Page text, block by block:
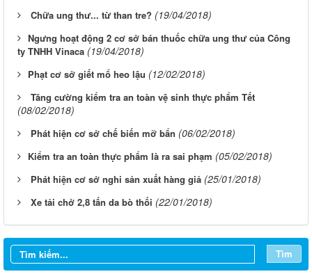
Chữa ung thư... từ than tre? (19/04/2018)
​Ngưng hoạt động 2 cơ sở bán thuốc chữa ung thư của Công
ty TNHH Vinaca (19/04/2018)
​Phạt cơ sở giết mổ heo lậu (12/02/2018)
Tăng cường kiểm tra an toàn vệ sinh thực phẩm Tết
(08/02/2018)
Phát hiện cơ sở chế biến mỡ bẩn (06/02/2018)
​Kiểm tra an toàn thực phẩm là ra sai phạm (05/02/2018)
Phát hiện cơ sở nghi sản xuất hàng giả (25/01/2018)
Xe tải chở 2,8 tấn da bò thối (22/01/2018)
Tìm
Từ ngày 03/8/2026 đến ngày 09/8/2026
Từ ngày 27/7/2026 đến ngày 02/8/2026
Từ ngày 20/7/2026 đến ngày 26/7/2026